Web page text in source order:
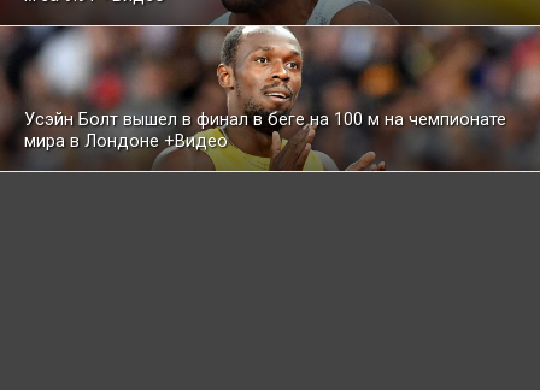
Усэйн Болт вышел в финал в беге на 100 м на чемпионате
мира в Лондоне +Видео